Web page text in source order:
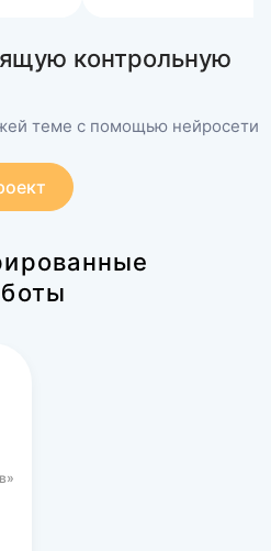
контрольную
теме с помощью нейросети